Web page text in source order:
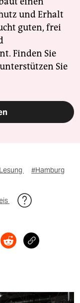
und Erhalt
guten, frei
Finden Sie
Sie
#Hamburg